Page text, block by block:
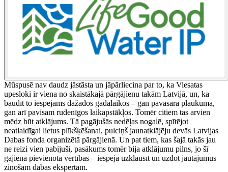
Mūspusē nav daudz jāstāsta un jāpārliecina par to, ka Viesatas
upesloki ir viena no skaistākajā pārgājienu takām Latvijā, un, ka
baudīt to iespējams dažādos gadalaikos – gan pavasara plaukumā,
gan arī pavisam rudenīgos laikapstākļos. Tomēr citiem tas arvien
mēdz būt atklājums. Tā pagājušās nedēļas nogalē, spītējot
neatlaidīgai lietus plīkšķēšanai, pulciņš jaunatklājēju devās Latvijas
Dabas fonda organizētā pārgājienā. Un pat tiem, kas šajā takās jau
ne reizi vien pabijuši, pasākums tomēr bija atklājumu pilns, jo šī
gājiena pievienotā vērtības – iespēja uzklausīt un uzdot jautājumus
zinošam dabas ekspertam.